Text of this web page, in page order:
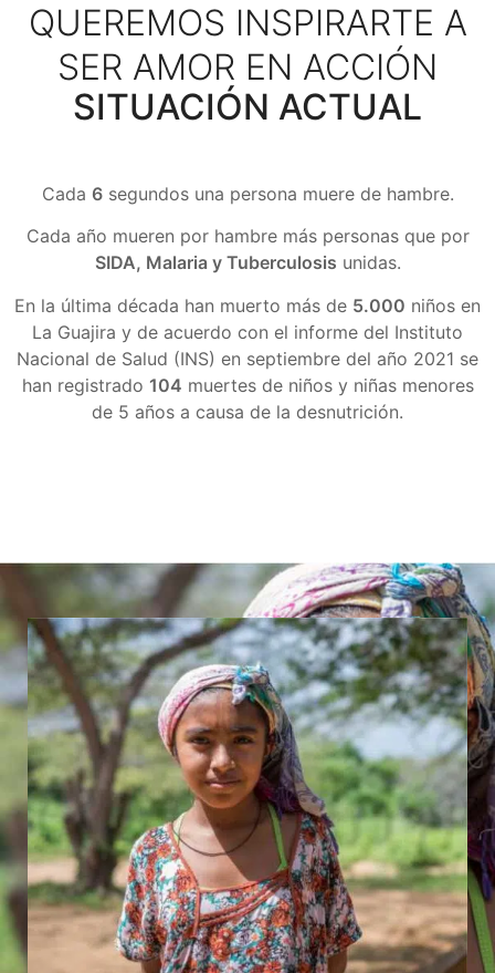
QUEREMOS INSPIRARTE A
SER AMOR EN ACCIÓN
SITUACIÓN ACTUAL
Cada 6segundos una persona muere de hambre.
Cada año mueren por hambre más personas que por
SIDA, Malaria y Tuberculosis unidas.
En la última década han muerto más de 5.000 niños en
La Guajira y de acuerdo con el informe del Instituto
Nacional de Salud (INS) en septiembre del año 2021 se
han registrado 104 muertes de niños y niñas menores
de 5 años a causa de la desnutrición.